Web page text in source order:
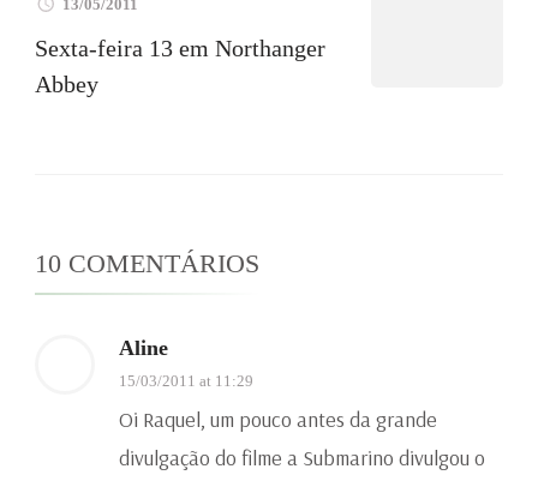
13/05/2011
Sexta-feira 13 em Northanger
Abbey
10 COMENTÁRIOS
Aline
15/03/2011 at 11:29
Oi Raquel, um pouco antes da grande
divulgação do filme a Submarino divulgou o